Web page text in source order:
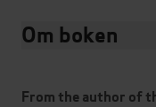
Om boken
From the author of